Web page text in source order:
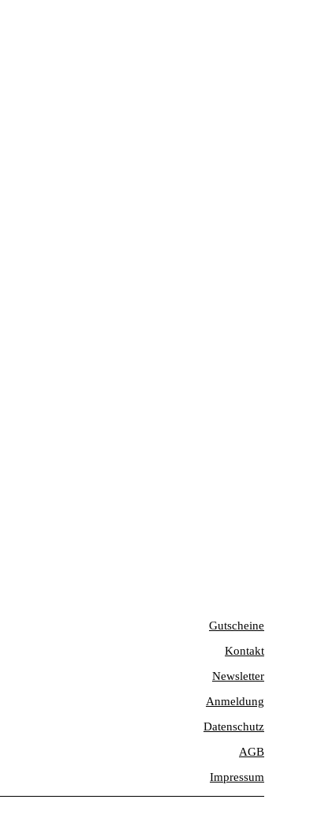
Gutscheine
Kontakt
Newsletter
Anmeldung
Datenschutz
AGB
Impressum